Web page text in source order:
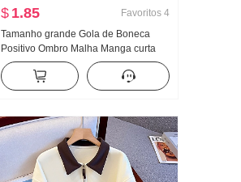
$ 1.85 Favoritos 4
Tamanho grande Gola de Boneca
Positivo Ombro Malha Manga curta
Camiseta Feminino Verão Design
Sentido Modelo Curto Ajustado
Pequeno Voar Manga Compaixão Top